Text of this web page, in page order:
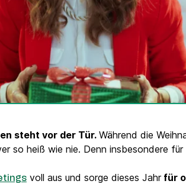
steht vor der Tür.Während die
so heiß wie nie. Denn insbesondere
voll aus und sorge dieses Jahrfür